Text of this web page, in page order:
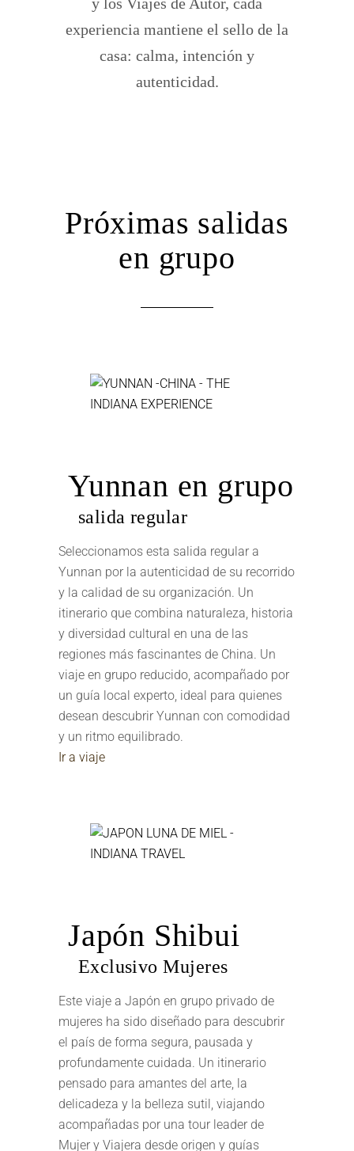
experiencia mantiene el sello de la
casa: calma, intención y
autenticidad.
Próximas salidas
en grupo
Yunnan en grupo
salida regular
Seleccionamos esta salida regular a
Yunnan por la autenticidad de su recorrido
y la calidad de su organización. Un
itinerario que combina naturaleza, historia
y diversidad cultural en una de las
regiones más fascinantes de China. Un
viaje en grupo reducido, acompañado por
un guía local experto, ideal para quienes
desean descubrir Yunnan con comodidad
y un ritmo equilibrado.
Ir a viaje
Japón Shibui
Exclusivo Mujeres
Este viaje a Japón en grupo privado de
mujeres ha sido diseñado para descubrir
el país de forma segura, pausada y
profundamente cuidada. Un itinerario
pensado para amantes del arte, la
delicadeza y la belleza sutil, viajando
acompañadas por una tour leader de
Mujer y Viajera desde origen y guías